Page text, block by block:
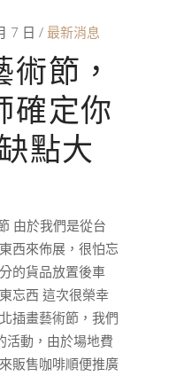
7 日 最新消息
節，
確定你
點大
由於我們是從台
西來佈展，很怕忘
的貨品放置後車
忘西 這次很榮幸
插畫藝術節，我們
活動，由於場地費
販售咖啡順便推廣